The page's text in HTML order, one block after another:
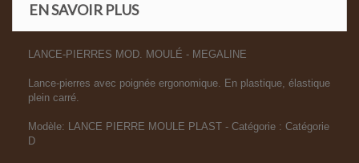
EN SAVOIR PLUS
LANCE-PIERRES MOD. MOULÉ - MEGALINE
Lance-pierres avec poignée ergonomique. En plastique, élastique
plein carré.
Modèle: LANCE PIERRE MOULE PLAST - Catégorie : Catégorie
D